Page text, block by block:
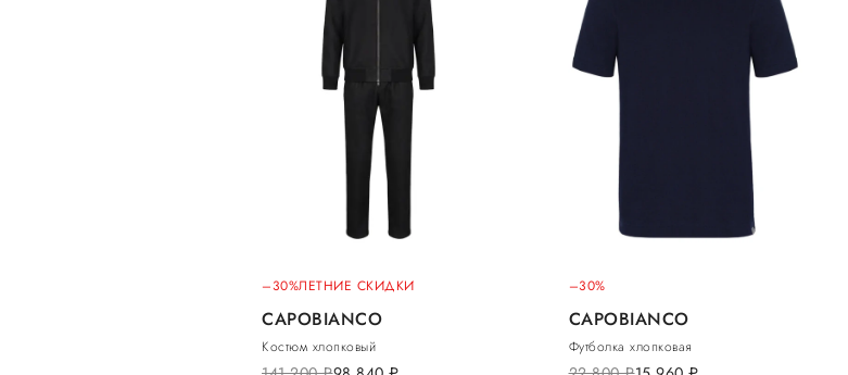
–30%ЛЕТНИЕ СКИДКИ
CAPOBIANCO
Костюм хлопковый
–30%
CAPOBIANCO
Футболка хлопковая